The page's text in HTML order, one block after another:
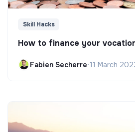
Skill Hacks
How to finance your
Fabien Secherre•11 March